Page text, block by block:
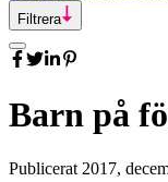
Filtrera
Barn på
Publicerat 2017,